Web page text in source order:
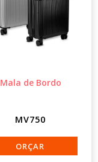
Mala de Bordo
MV750